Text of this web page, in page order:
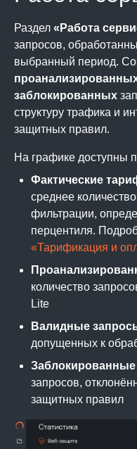
Раздел «Работа
запросов,
выбранный период.
заблокированных
структуру трафика и
защитных правил.
На графике доступны
Фактические
среднее
фильтрации,
перцентиля.
«Тарификация и
количество
Lite
Валидные
допущенных к
запросов,
защитных правил